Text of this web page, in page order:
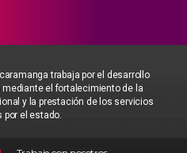
trabaja por el desarrollo
el fortalecimiento de la
y la prestación de los servicios
por el estado.